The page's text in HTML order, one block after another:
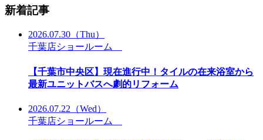
新着記事
2026.07.30 （Thu）
千葉店ショールーム
【千葉市中央区】現在進行中！タイルの在来浴室から
最新ユニットバスへ劇的リフォーム
2026.07.22 （Wed）
千葉店ショールーム